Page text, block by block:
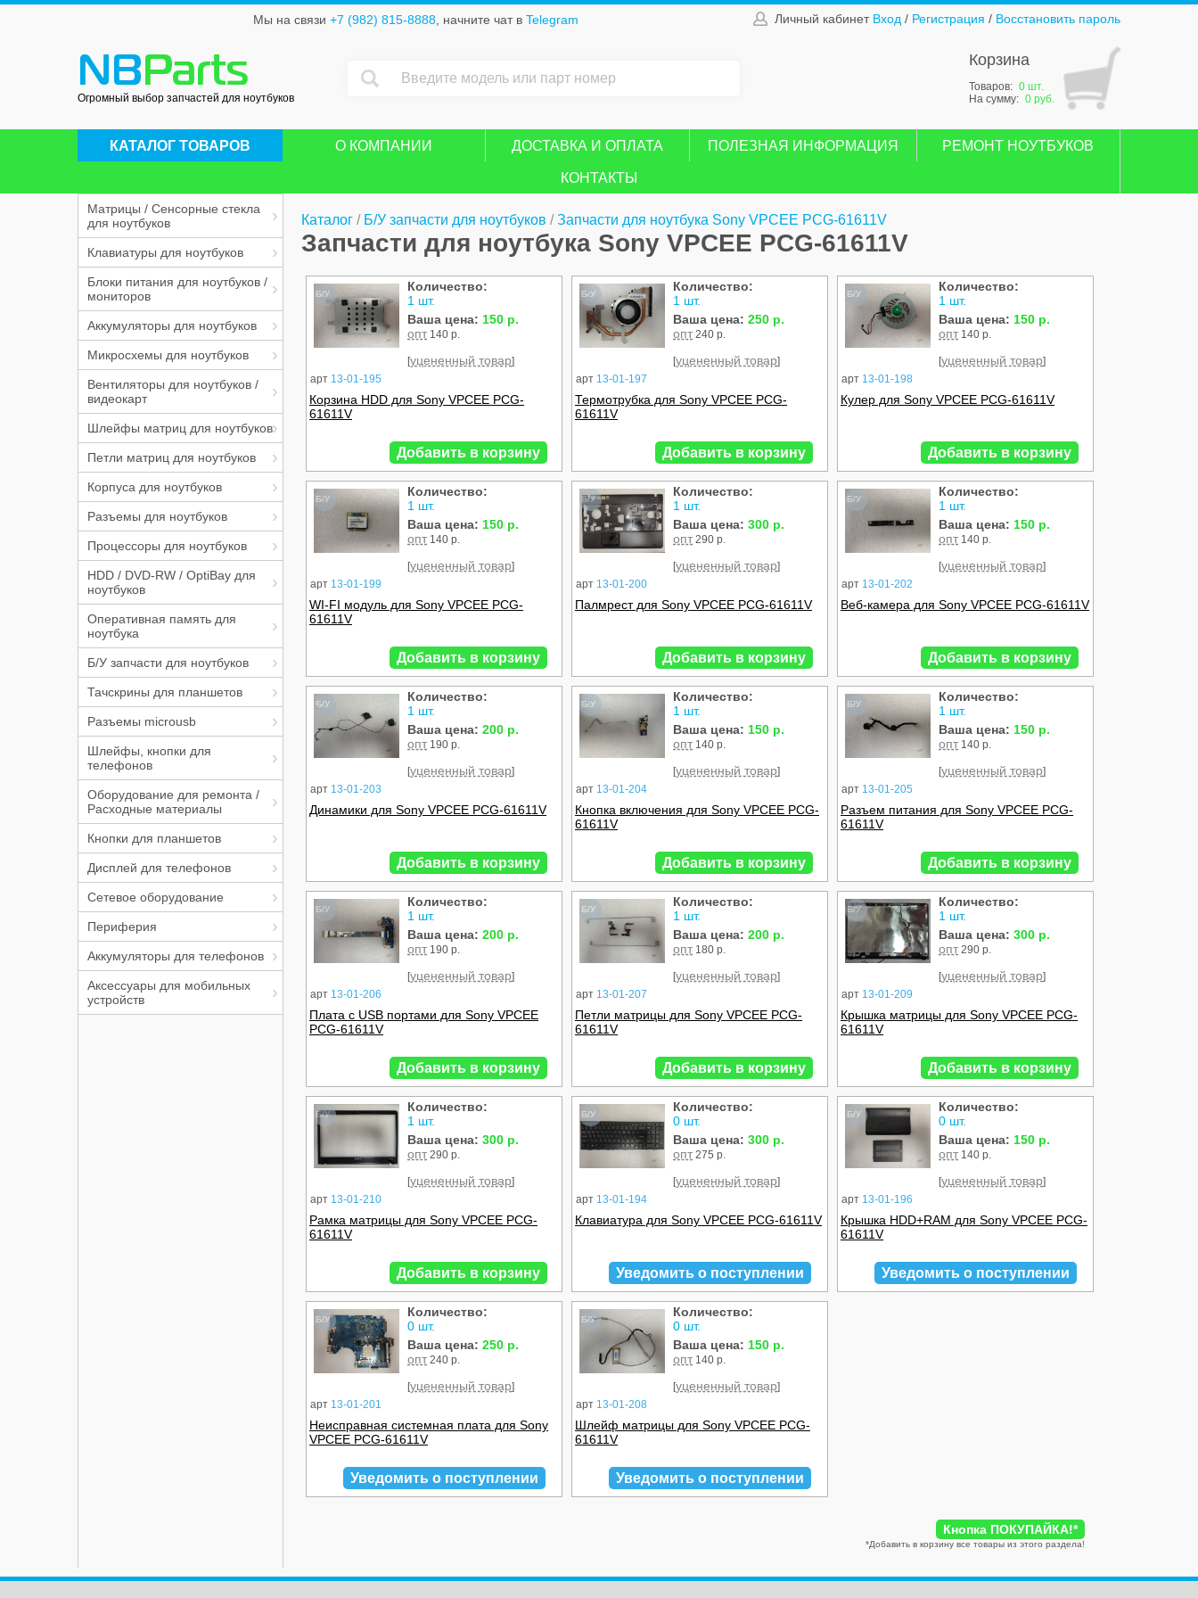
Мы на связи +7 (982) 815-8888, начните чат в Telegram Личный кабинет Вход / Регистрация / Восстановить пароль
NB Parts
Огромный выбор запчастей для ноутбуков
Корзина
Товаров: 0 шт.
На сумму: 0 руб.
КАТАЛОГ ТОВАРОВ О КОМПАНИИ ДОСТАВКА И ОПЛАТА ПОЛЕЗНАЯ ИНФОРМАЦИЯ РЕМОНТ НОУТБУКОВ
КОНТАКТЫ
Матрицы / Сенсорные стекла
для ноутбуков
Клавиатуры для ноутбуков
Блоки питания для ноутбуков /
мониторов
Аккумуляторы для ноутбуков
Микросхемы для ноутбуков
Вентиляторы для ноутбуков /
видеокарт
Шлейфы матриц для ноутбуков
Петли матриц для ноутбуков
Корпуса для ноутбуков
Разъемы для ноутбуков
Процессоры для ноутбуков
HDD / DVD-RW / OptiBay для
ноутбуков
Оперативная память для
ноутбука
Б/У запчасти для ноутбуков
Тачскрины для планшетов
Разъемы microusb
Шлейфы, кнопки для
телефонов
Оборудование для ремонта /
Расходные материалы
Кнопки для планшетов
Дисплей для телефонов
Сетевое оборудование
Периферия
Аккумуляторы для телефонов
Аксессуары для мобильных
устройств
Каталог / Б/У запчасти для ноутбуков /Запчасти для ноутбука Sony VPCEE PCG-61611V
Запчасти для ноутбука Sony VPCEE PCG-61611V
Б/У
арт 13-01-195
Количество:
1 шт.
Ваша цена: 150 р.
опт 140 р.
[уцененный товар]
Корзина HDD для Sony VPCEE PCG-
61611V
Добавить в корзину
Б/У
арт 13-01-197
Количество:
1 шт.
Ваша цена: 250 р.
опт 240 р.
[уцененный товар]
Термотрубка для Sony VPCEE PCG-
61611V
Добавить в корзину
Б/У
арт 13-01-198
Количество:
1 шт.
Ваша цена: 150 р.
опт 140 р.
[уцененный товар]
Кулер для Sony VPCEE PCG-61611V
Добавить в корзину
Б/У
арт 13-01-199
Количество:
1 шт.
Ваша цена: 150 р.
опт 140 р.
[уцененный товар]
WI-FI модуль для Sony VPCEE PCG-
61611V
Добавить в корзину
Б/У
арт 13-01-200
Количество:
1 шт.
Ваша цена: 300 р.
опт 290 р.
[уцененный товар]
Палмрест для Sony VPCEE PCG-61611V
Добавить в корзину
Б/У
арт 13-01-202
Количество:
1 шт.
Ваша цена: 150 р.
опт 140 р.
[уцененный товар]
Веб-камера для Sony VPCEE PCG-61611V
Добавить в корзину
Б/У
арт 13-01-203
Количество:
1 шт.
Ваша цена: 200 р.
опт 190 р.
[уцененный товар]
Динамики для Sony VPCEE PCG-61611V
Добавить в корзину
Б/У
арт 13-01-204
Количество:
1 шт.
Ваша цена: 150 р.
опт 140 р.
[уцененный товар]
Кнопка включения для Sony VPCEE PCG-
61611V
Добавить в корзину
Б/У
арт 13-01-205
Количество:
1 шт.
Ваша цена: 150 р.
опт 140 р.
[уцененный товар]
Разъем питания для Sony VPCEE PCG-
61611V
Добавить в корзину
Б/У
арт 13-01-206
Количество:
1 шт.
Ваша цена: 200 р.
опт 190 р.
[уцененный товар]
Плата с USB портами для Sony VPCEE
PCG-61611V
Добавить в корзину
Б/У
арт 13-01-207
Количество:
1 шт.
Ваша цена: 200 р.
опт 180 р.
[уцененный товар]
Петли матрицы для Sony VPCEE PCG-
61611V
Добавить в корзину
Б/У
арт 13-01-209
Количество:
1 шт.
Ваша цена: 300 р.
опт 290 р.
[уцененный товар]
Крышка матрицы для Sony VPCEE PCG-
61611V
Добавить в корзину
Б/У
арт 13-01-210
Количество:
1 шт.
Ваша цена: 300 р.
опт 290 р.
[уцененный товар]
Рамка матрицы для Sony VPCEE PCG-
61611V
Добавить в корзину
Б/У
арт 13-01-194
Количество:
0 шт.
Ваша цена: 300 р.
опт 275 р.
[уцененный товар]
Клавиатура для Sony VPCEE PCG-61611V
Уведомить о поступлении
Б/У
арт 13-01-196
Количество:
0 шт.
Ваша цена: 150 р.
опт 140 р.
[уцененный товар]
Крышка HDD+RAM для Sony VPCEE PCG-
61611V
Уведомить о поступлении
Б/У
арт 13-01-201
Количество:
0 шт.
Ваша цена: 250 р.
опт 240 р.
[уцененный товар]
Неисправная системная плата для Sony
VPCEE PCG-61611V
Уведомить о поступлении
Б/У
арт 13-01-208
Количество:
0 шт.
Ваша цена: 150 р.
опт 140 р.
[уцененный товар]
Шлейф матрицы для Sony VPCEE PCG-
61611V
Уведомить о поступлении
Кнопка ПОКУПАЙКА!*
*Добавить в корзину все товары из этого раздела!